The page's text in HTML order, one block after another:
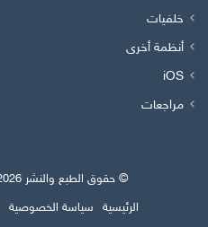
خلفيات
أنظمة أخرى
iOS
مراجعات
© حقوق الطبع والنشر 2026, جميع الحقوق محفوظة
الرئيسية
سياسة الخصوصية